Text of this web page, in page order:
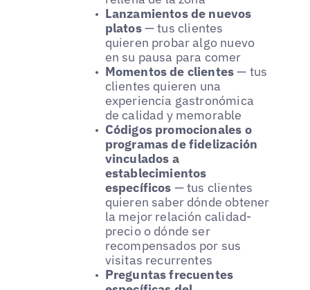
Lanzamientos de nuevos
platos— tus clientes
quieren probar algo nuevo
en su pausa para comer
Momentos de clientes— tus
clientes quieren una
experiencia gastronómica
de calidad y memorable
Códigos promocionales o
programas de fidelización
vinculados a
establecimientos
específicos — tus clientes
quieren saber dónde obtener
la mejor relación calidad-
precio o dónde ser
recompensados por sus
visitas recurrentes
Preguntas frecuentes